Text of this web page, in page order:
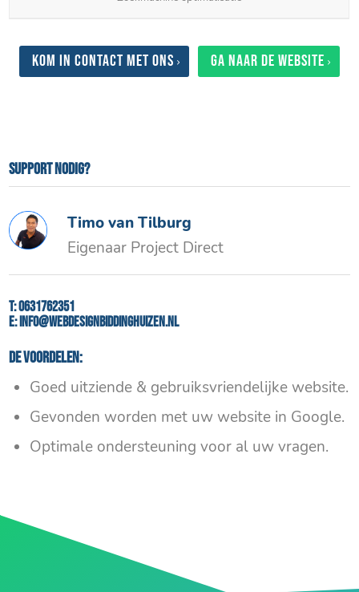
Kom in contact met ons Ga naar de website
Support nodig?
Timo van Tilburg
Eigenaar Project Direct
T:0631762351
E:info@webdesignbiddinghuizen.nl
De voordelen:
Goed uitziende & gebruiksvriendelijke website.
Gevonden worden met uw website in Google.
Optimale ondersteuning voor al uw vragen.